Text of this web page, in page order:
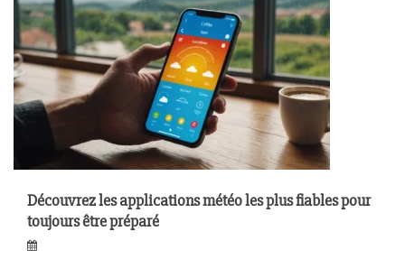
Découvrez les applications météo les plus fiables pour
toujours être préparé